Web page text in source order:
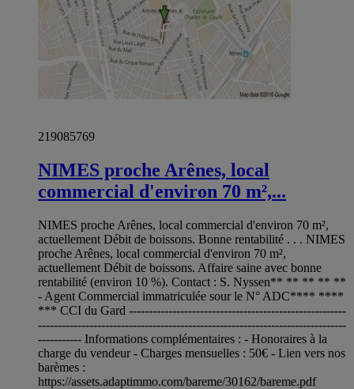
219085769
NIMES proche Arênes, local
commercial d'environ 70 m²,...
NIMES proche Arênes, local commercial d'environ 70 m²,
actuellement Débit de boissons. Bonne rentabilité . . . NIMES
proche Arênes, local commercial d'environ 70 m²,
actuellement Débit de boissons. Affaire saine avec bonne
rentabilité (environ 10 %). Contact : S. Nyssen** ** ** ** **
- Agent Commercial immatriculée sour le N° ADC**** ****
*** CCI du Gard -------------------------------------------------------
------------------------------------------------------------------------------
----------- Informations complémentaires : - Honoraires à la
charge du vendeur - Charges mensuelles : 50€ - Lien vers nos
barèmes :
https://assets.adaptimmo.com/bareme/30162/bareme.pdf